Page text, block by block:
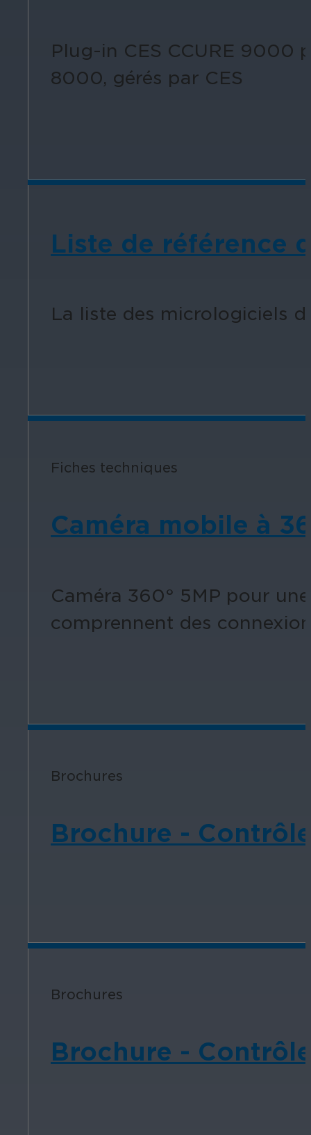
Plug-in CES CCURE 9000
8000, gérés par CES
Liste de référence
La liste des micrologiciels
Fiches techniques
Caméra mobile à
Caméra 360° 5MP pour
comprennent des
Brochures
Brochure -
Brochures
Brochure -